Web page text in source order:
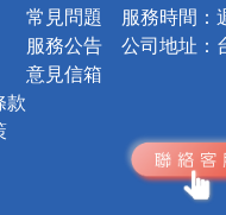
款
常見問題
服務公告
意見信箱
服務時間：
公司地址：